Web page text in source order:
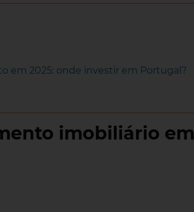
em 2025: onde investir em Portugal?
imobiliário em